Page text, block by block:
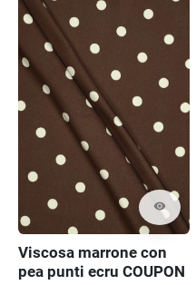
visibility
Viscosa marrone con
pea punti ecru COUPON